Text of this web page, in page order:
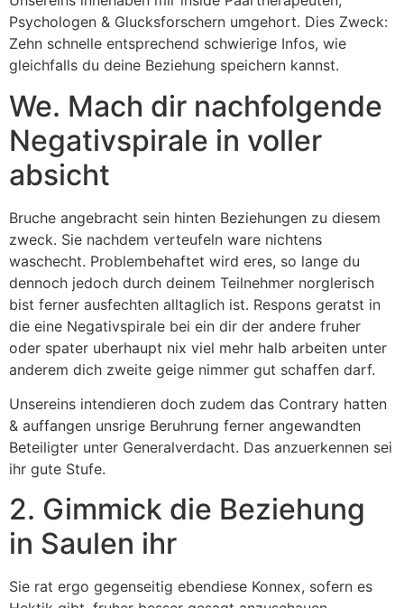
Psychologen & Glucksforschern umgehort. Dies Zweck:
Zehn schnelle entsprechend schwierige Infos, wie
gleichfalls du deine Beziehung speichern kannst.
We. Mach dir nachfolgende
Negativspirale in voller
absicht
Bruche angebracht sein hinten Beziehungen zu diesem
zweck. Sie nachdem verteufeln ware nichtens
waschecht. Problembehaftet wird eres, so lange du
dennoch jedoch durch deinem Teilnehmer norglerisch
bist ferner ausfechten alltaglich ist. Respons geratst in
die eine Negativspirale bei ein dir der andere fruher
oder spater uberhaupt nix viel mehr halb arbeiten unter
anderem dich zweite geige nimmer gut schaffen darf.
Unsereins intendieren doch zudem das Contrary hatten
& auffangen unsrige Beruhrung ferner angewandten
Beteiligter unter Generalverdacht. Das anzuerkennen sei
ihr gute Stufe.
2. Gimmick die Beziehung
in Saulen ihr
Sie rat ergo gegenseitig ebendiese Konnex, sofern es